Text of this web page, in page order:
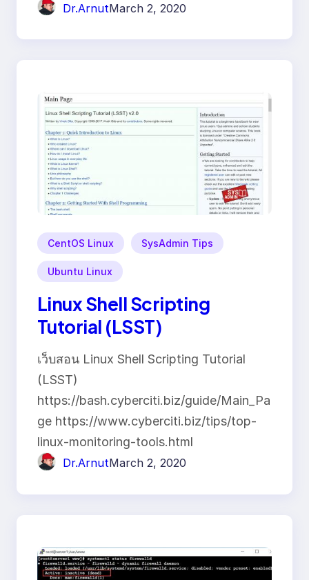
Dr.ArnutMarch 2, 2020
CentOS Linux SysAdmin Tips
Ubuntu Linux
Linux Shell Scripting
Tutorial (LSST)
เว็บสอน Linux Shell Scripting Tutorial
(LSST)
https://bash.cyberciti.biz/guide/Main_Pa
ge https://www.cyberciti.biz/tips/top-
linux-monitoring-tools.html
Dr.ArnutMarch 2, 2020